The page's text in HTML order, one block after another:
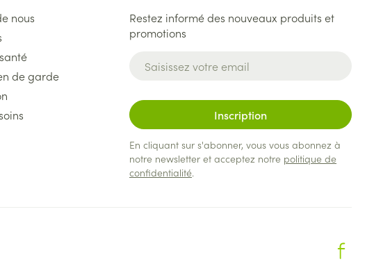
nous
de garde
Restez informé des nouveaux produits et
promotions
Inscription
En cliquant sur s'abonner, vous vous abonnez à
notre newsletter et acceptez notre politique de
confidentialité.